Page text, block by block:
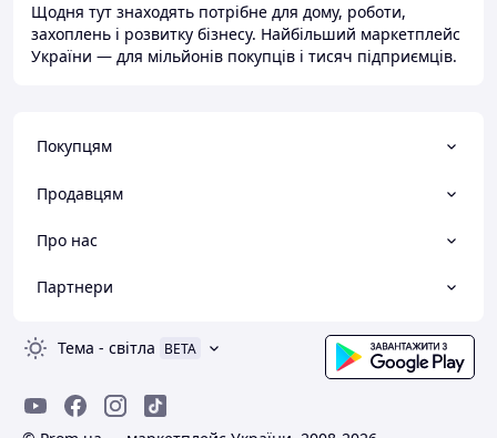
Щодня тут знаходять потрібне для дому, роботи,
захоплень і розвитку бізнесу. Найбільший маркетплейс
України — для мільйонів покупців і тисяч підприємців.
Покупцям
Продавцям
Про нас
Партнери
Тема - світла BETA